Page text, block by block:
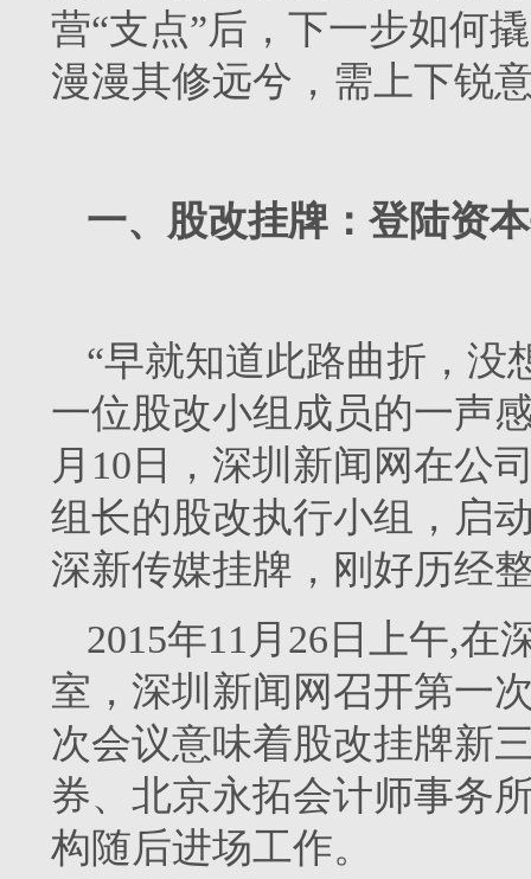
营“支点”后，下一步如何
漫漫其修远兮，需上下锐
一、股改挂牌：登陆资
“早就知道此路曲折，没
一位股改小组成员的一声
月10日，深圳新闻网在公
组长的股改执行小组，启
深新传媒挂牌，刚好历经
2015年11月26日上午,在
室，深圳新闻网召开第一
次会议意味着股改挂牌新
券、北京永拓会计师事务
构随后进场工作。